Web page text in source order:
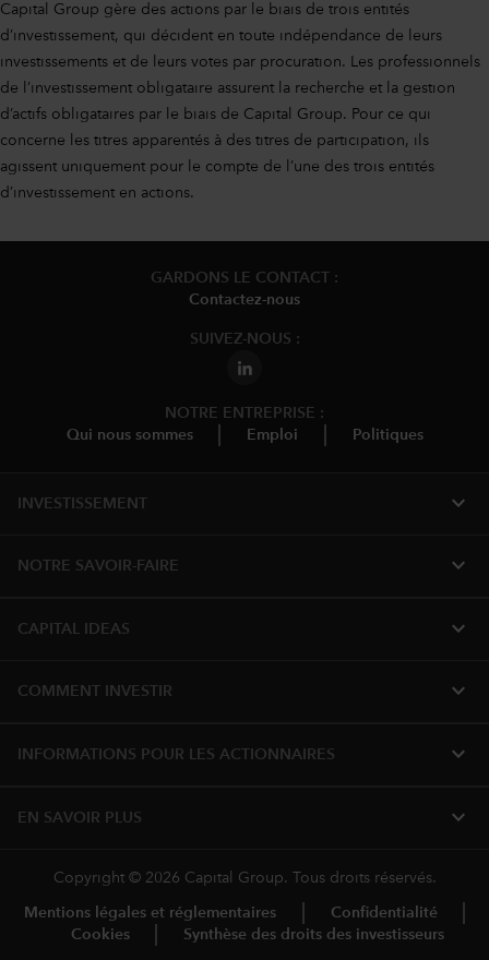
Capital Group gère des actions par le biais de trois entités
d’investissement, qui décident en toute indépendance de leurs
investissements et de leurs votes par procuration. Les professionnels
de l’investissement obligataire assurent la recherche et la gestion
d’actifs obligataires par le biais de Capital Group. Pour ce qui
concerne les titres apparentés à des titres de participation, ils
agissent uniquement pour le compte de l’une des trois entités
d’investissement en actions.
GARDONS LE CONTACT :
Contactez-nous
SUIVEZ-NOUS :
NOTRE ENTREPRISE :
Qui nous sommes
Emploi Politiques
INVESTISSEMENT expand_more
NOTRE SAVOIR-FAIRE expand_more
CAPITAL IDEAS expand_more
COMMENT INVESTIR expand_more
INFORMATIONS POUR LES ACTIONNAIRES expand_more
EN SAVOIR PLUS expand_more
Copyright © 2026 Capital Group. Tous droits réservés.
Mentions légales et réglementaires
Confidentialité
Cookies
Synthèse des droits des investisseurs